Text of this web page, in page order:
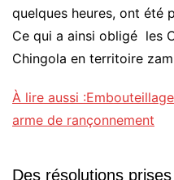
quelques heures, ont été
Ce qui a ainsi obligé les
Chingola en territoire
À lire aussi
arme de rançonnement
Des résolutions prises